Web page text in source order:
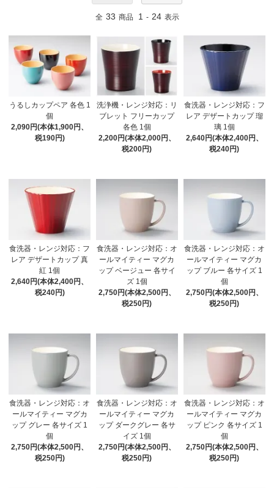
全 33 商品 1 - 24 表示
うるしカップペア 各色 1
個
2,090円(本体1,900円、
税190円)
洗浄機・レンジ対応：リ
ブレット フリーカップ
各色 1個
2,200円(本体2,000円、
税200円)
食洗器・レンジ対応：フ
レア デザートカップ 瑠
璃 1個
2,640円(本体2,400円、
税240円)
食洗器・レンジ対応：フ
レア デザートカップ 真
紅 1個
2,640円(本体2,400円、
税240円)
食洗器・レンジ対応：オ
ールマイティー マグカ
ップ ベージュー 各サイ
ズ 1個
2,750円(本体2,500円、
税250円)
食洗器・レンジ対応：オ
ールマイティー マグカ
ップ ブルー 各サイズ 1
個
2,750円(本体2,500円、
税250円)
食洗器・レンジ対応：オ
ールマイティー マグカ
ップ グレー 各サイズ 1
個
2,750円(本体2,500円、
税250円)
食洗器・レンジ対応：オ
ールマイティー マグカ
ップ ダークグレー 各サ
イズ 1個
2,750円(本体2,500円、
税250円)
食洗器・レンジ対応：オ
ールマイティー マグカ
ップ ピンク 各サイズ 1
個
2,750円(本体2,500円、
税250円)